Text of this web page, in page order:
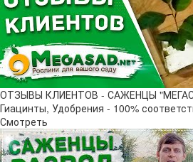
ОТЗЫВЫ КЛИЕНТОВ - САЖЕНЦЫ
Гиацинты, Удобрения - 100%
Смотреть